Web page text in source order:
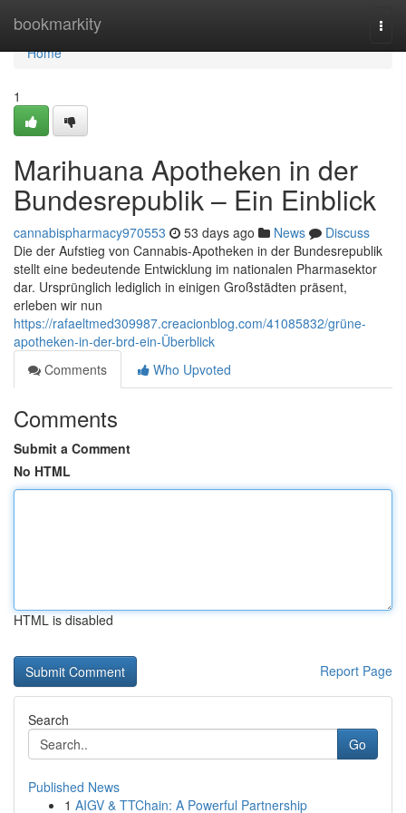
bookmarkity
Home
Home
1
Marihuana Apotheken in der
Bundesrepublik – Ein Einblick
cannabispharmacy970553 53 days ago News
Discuss
Die der Aufstieg von Cannabis-Apotheken in der Bundesrepublik
stellt eine bedeutende Entwicklung im nationalen Pharmasektor
dar. Ursprünglich lediglich in einigen Großstädten präsent,
erleben wir nun
https://rafaeltmed309987.creacionblog.com/41085832/grüne-
apotheken-in-der-brd-ein-Überblick
Comments
Who Upvoted
Comments
Submit a Comment
No HTML
HTML is disabled
Report Page
Search
Go
Published News
1 AIGV & TTChain: A Powerful Partnership